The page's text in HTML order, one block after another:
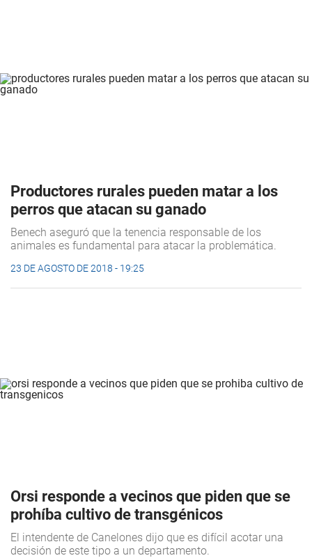
Productores rurales pueden matar a los
perros que atacan su ganado
Benech aseguró que la tenencia responsable de los
animales es fundamental para atacar la problemática.
23 DE AGOSTO DE 2018 - 19:25
Orsi responde a vecinos que piden que se
prohíba cultivo de transgénicos
El intendente de Canelones dijo que es difícil acotar una
decisión de este tipo a un departamento.